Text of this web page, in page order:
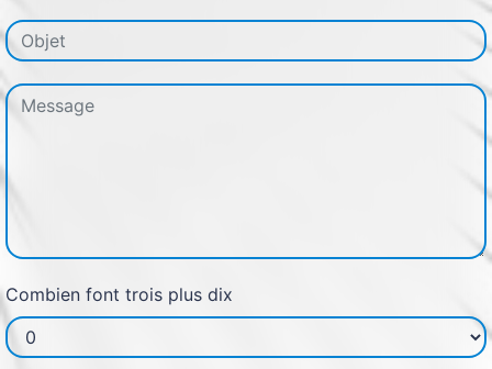
Combien font trois plus dix